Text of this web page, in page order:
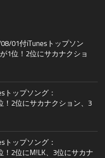
08/01付iTunesトップソン
1位！2位にサカナクショ
トップソング：
！2位にサカナクション、3
トップソング：
！2位にM!LK、3位にサカナ